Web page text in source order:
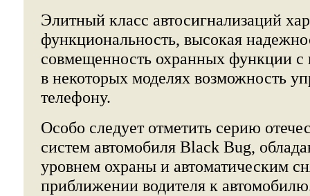
Элитный класс автосигнализаций
функциональность, высокая
совмещенность охранных функции
в некоторых моделях возможность
телефону.
Особо следует отметить серию
систем автомобиля Black Bug,
уровнем охраны и автоматическим
приближении водителя к